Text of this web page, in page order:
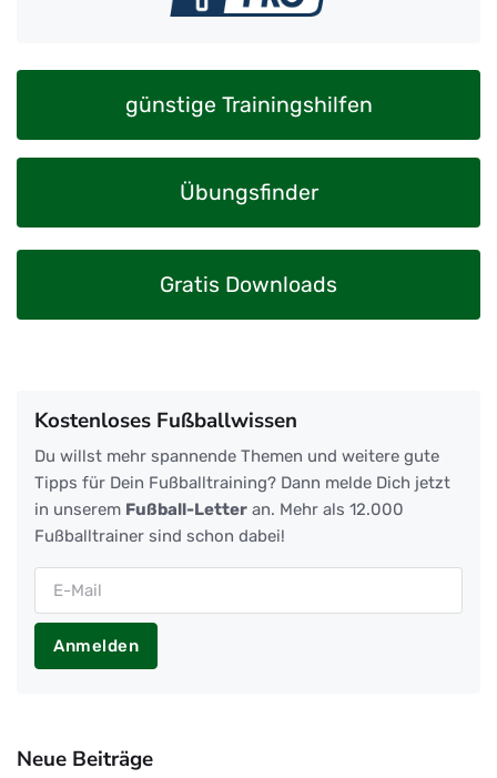
günstige Trainingshilfen
Übungsfinder
Gratis Downloads
Kostenloses Fußballwissen
Du willst mehr spannende Themen und weitere gute
Tipps für Dein Fußballtraining? Dann melde Dich jetzt
in unserem Fußball-Letter an. Mehr als 12.000
Fußballtrainer sind schon dabei!
Anmelden
Neue Beiträge